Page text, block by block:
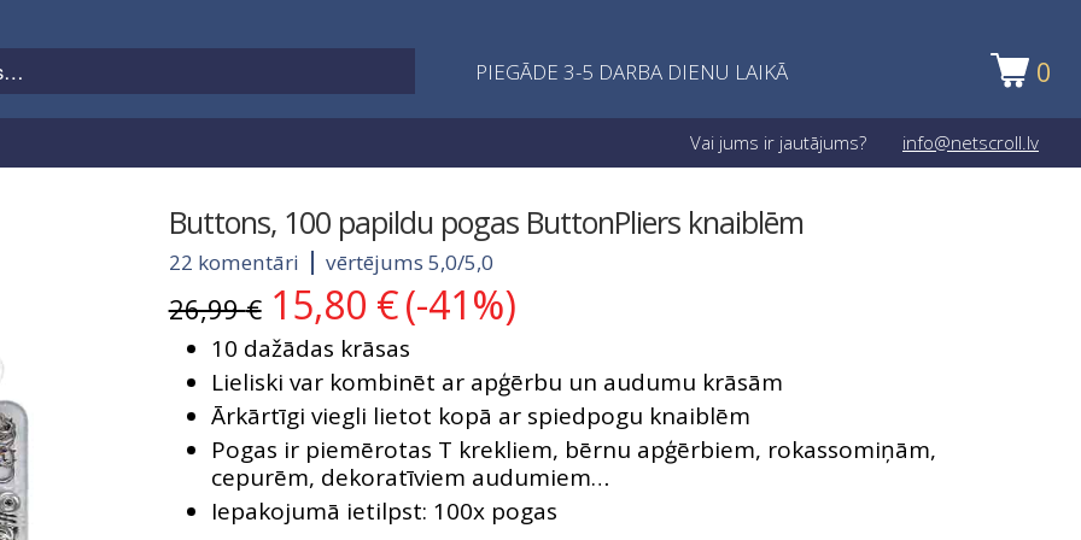
PIEGĀDE 3-5 DARBA DIENU LAIKĀ 0
Vai jums ir jautājums? info@netscroll.lv
Buttons, 100 papildu pogas ButtonPliers knaiblēm
22 komentāri vērtējums 5,0/5,0
26,99€ Original
price
was:
26,99 €.
15,80 €Current
price
is:
15,80 €.
(-41%)
10 dažādas krāsas
Lieliski var kombinēt ar apģērbu un audumu krāsām
Ārkārtīgi viegli lietot kopā ar spiedpogu knaiblēm
Pogas ir piemērotas T krekliem, bērnu apģērbiem, rokassomiņām,
cepurēm, dekoratīviem audumiem…
Iepakojumā ietilpst: 100x pogas